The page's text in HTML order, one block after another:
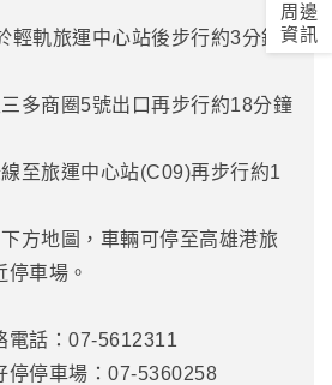
周邊
資訊
輕軌旅運中心站後步行約3分鐘
多商圈5號出口再步行約18分鐘
至旅運中心站(C09)再步行約1
方地圖，車輛可停至高雄港旅
車場。
電話：07-5612311
停停車場：07-5360258